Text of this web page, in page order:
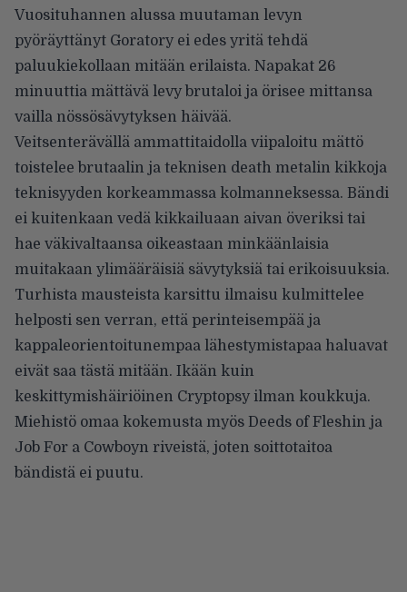
Vuosituhannen alussa muutaman levyn
pyöräyttänyt Goratory ei edes yritä tehdä
paluukiekollaan mitään erilaista. Napakat 26
minuuttia mättävä levy brutaloi ja örisee mittansa
vailla nössösävytyksen häivää.
Veitsenterävällä ammattitaidolla viipaloitu mättö
toistelee brutaalin ja teknisen death metalin kikkoja
teknisyyden korkeammassa kolmanneksessa. Bändi
ei kuitenkaan vedä kikkailuaan aivan överiksi tai
hae väkivaltaansa oikeastaan minkäänlaisia
muitakaan ylimääräisiä sävytyksiä tai erikoisuuksia.
Turhista mausteista karsittu ilmaisu kulmittelee
helposti sen verran, että perinteisempää ja
kappaleorientoitunempaa lähestymistapaa haluavat
eivät saa tästä mitään. Ikään kuin
keskittymishäiriöinen Cryptopsy ilman koukkuja.
Miehistö omaa kokemusta myös Deeds of Fleshin ja
Job For a Cowboyn riveistä, joten soittotaitoa
bändistä ei puutu.